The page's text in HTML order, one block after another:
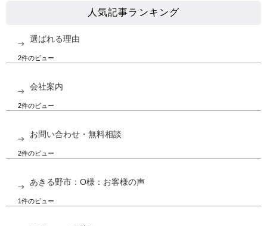
人気記事ランキング
選ばれる理由
2件のビュー
会社案内
2件のビュー
お問い合わせ・無料相談
2件のビュー
あきる野市：O様：お客様の声
1件のビュー